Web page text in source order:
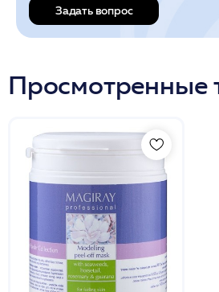
Задать вопрос
Просмотренные